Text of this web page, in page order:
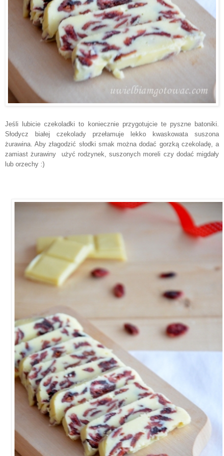
Jeśli lubicie czekoladki to koniecznie przygotujcie te pyszne batoniki.
Słodycz białej czekolady przełamuje lekko kwaskowata suszona
żurawina. Aby złagodzić słodki smak można dodać gorzką czekoladę, a
zamiast żurawiny użyć rodzynek, suszonych moreli czy dodać migdały
lub orzechy :)